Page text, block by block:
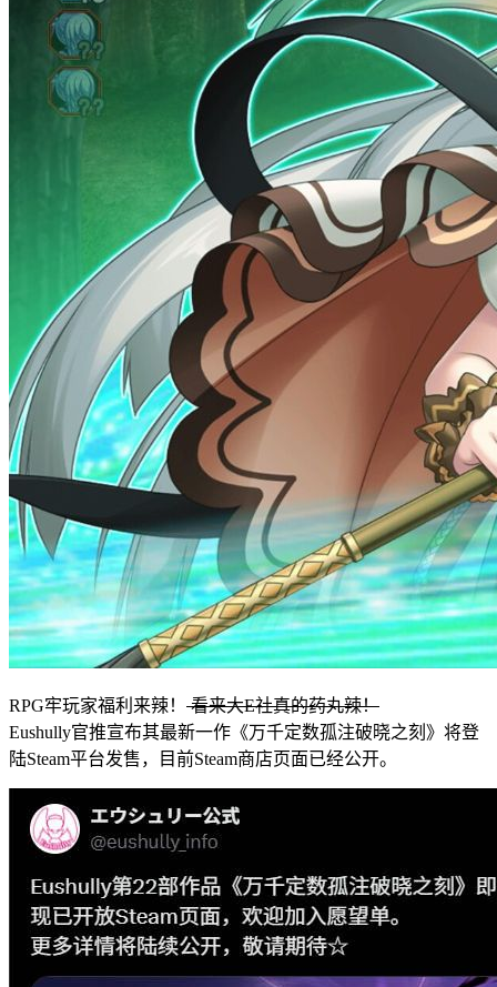
RPG牢玩家福利来辣！ 看来大E社真的药丸辣！
Eushully官推宣布其最新一作《万千定数孤注破晓之刻》将登
陆Steam平台发售，目前Steam商店页面已经公开。